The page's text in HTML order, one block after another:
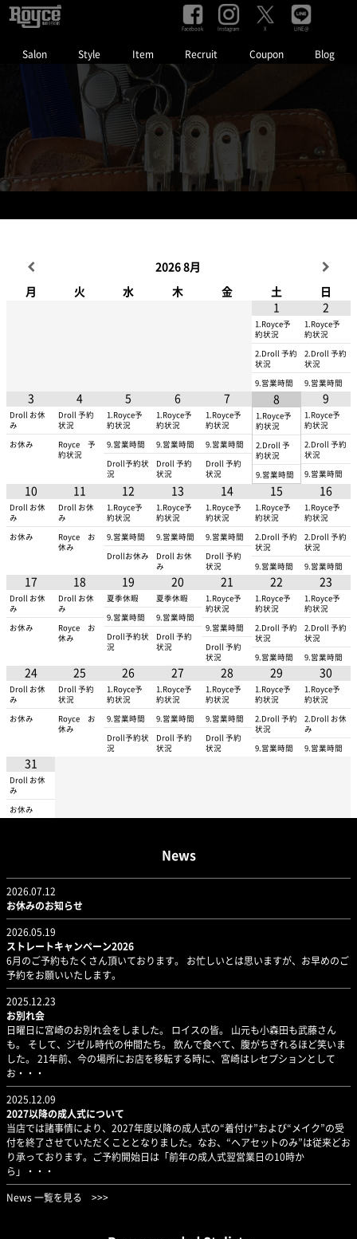
Salon Style Item Recruit Coupon Blog
Facebook Instagram X LINE@
2026 8月
月 火 水 木 金 土
日
1
1.Royce予
約状況
2.Droll 予約
状況
9.営業時間
2
1.Royce予
約状況
2.Droll 予約
状況
9.営業時間
3
Droll お休
み
お休み
4
Droll 予約
状況
Royce 予
約状況
5
1.Royce予
約状況
9.営業時間
Droll予約状
況
6
1.Royce予
約状況
9.営業時間
Droll 予約
状況
7
1.Royce予
約状況
9.営業時間
Droll 予約
状況
8
1.Royce予
約状況
2.Droll 予
約状況
9.営業時間
9
1.Royce予
約状況
2.Droll 予約
状況
9.営業時間
10
Droll お休
み
お休み
11
Droll お休
み
Royce お
休み
12
1.Royce予
約状況
9.営業時間
Drollお休み
13
1.Royce予
約状況
9.営業時間
Droll お休
み
14
1.Royce予
約状況
9.営業時間
Droll 予約
状況
15
1.Royce予
約状況
2.Droll 予約
状況
9.営業時間
16
1.Royce予
約状況
2.Droll 予約
状況
9.営業時間
17
Droll お休
み
お休み
18
Droll お休
み
Royce お
休み
19
夏季休暇
9.営業時間
Droll予約状
況
20
夏季休暇
9.営業時間
Droll 予約
状況
21
1.Royce予
約状況
9.営業時間
Droll 予約
状況
22
1.Royce予
約状況
2.Droll 予約
状況
9.営業時間
23
1.Royce予
約状況
2.Droll 予約
状況
9.営業時間
24
Droll お休
み
お休み
25
Droll 予約
状況
Royce お
休み
26
1.Royce予
約状況
9.営業時間
Droll予約状
況
27
1.Royce予
約状況
9.営業時間
Droll 予約
状況
28
1.Royce予
約状況
9.営業時間
Droll 予約
状況
29
1.Royce予
約状況
2.Droll 予約
状況
9.営業時間
30
1.Royce予
約状況
2.Droll お休
み
9.営業時間
31
Droll お休
み
お休み
News
2026.07.12
お休みのお知らせ
2026.05.19
ストレートキャンペーン2026
6月のご予約もたくさん頂いております。 お忙しいとは思いますが、お早めのご
予約をお願いいたします。
2025.12.23
お別れ会
日曜日に宮崎のお別れ会をしました。 ロイスの皆。 山元も小森田も武藤さん
も。 そして、ジゼル時代の仲間たち。 飲んで食べて、腹がちぎれるほど笑いま
した。 21年前、今の場所にお店を移転する時に、宮崎はレセプションとして
お・・・
2025.12.09
2027以降の成人式について
当店では諸事情により、2027年度以降の成人式の“着付け”および“メイク”の受
付を終了させていただくこととなりました。なお、“ヘアセットのみ”は従来どお
り承っております。ご予約開始日は「前年の成人式翌営業日の10時か
ら」・・・
News 一覧を見る